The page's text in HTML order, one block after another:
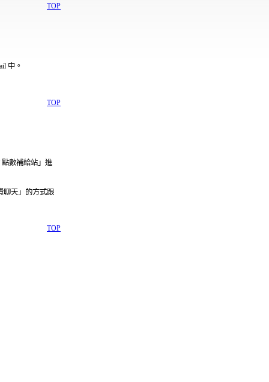
TOP
中。
TOP
數補給站」進
聊天」的方式跟
TOP